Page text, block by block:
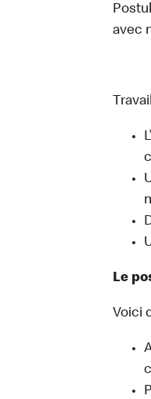
avec
Le
Voici